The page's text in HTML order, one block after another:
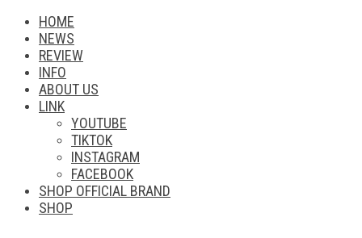
HOME
NEWS
REVIEW
INFO
ABOUT US
LINK
YOUTUBE
TIKTOK
INSTAGRAM
FACEBOOK
SHOP OFFICIAL BRAND
SHOP